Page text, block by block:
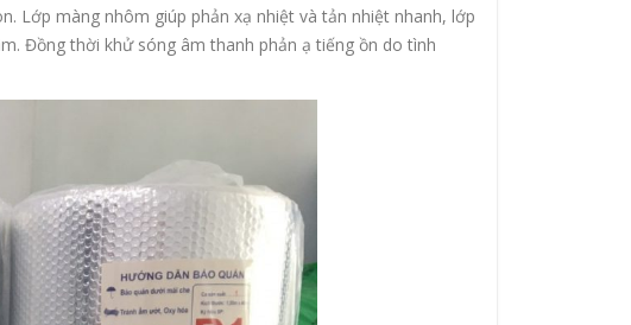
Lớp màng nhôm giúp phản xạ nhiệt và tản nhiệt nhanh, lớp
Đồng thời khử sóng âm thanh phản ạ tiếng ồn do tình